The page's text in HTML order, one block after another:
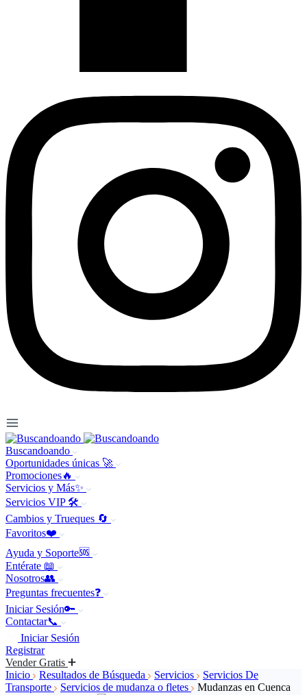
Buscandoando
Oportunidades únicas 🚀
Promociones🔥
Servicios y Más✨
Servicios VIP 🛠️
Cambios y Trueques 🔄
Favoritos❤️
Ayuda y Soporte🆘
Entérate 📖
Nosotros👥
Preguntas frecuentes❓
Iniciar Sesión🔑
Contactar📞
Iniciar Sesión
Registrar
Vender Gratis
Inicio
Resultados de Búsqueda Servicios
Servicios De
Transporte
Servicios de mudanza o fletes Mudanzas en Cuenca